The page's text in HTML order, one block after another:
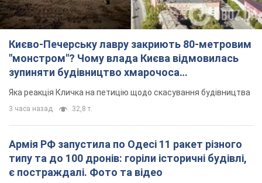
типу та до 100 дронів: горіли історичні будівлі,
є постраждалі. Фото та відео
Для терору ворог застосував ракети та дрони
час назад 54,4 т.
МЗС Болгарії викликало українського посла
через інцидент із дроном: що сталося
Бесіда відбудеться 10 серпня
3 часа назад